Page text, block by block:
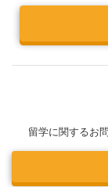
留学に関するお